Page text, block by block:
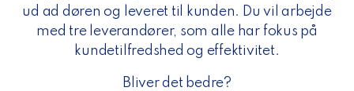
ud ad døren og leveret til kunden. Du vil arbejde
med tre leverandører, som alle har fokus på
kundetilfredshed og effektivitet.
Bliver det bedre?